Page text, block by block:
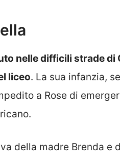
nelle difficili strade di
liceo. La sua infanzia,
a Rose di
della madre Brenda e